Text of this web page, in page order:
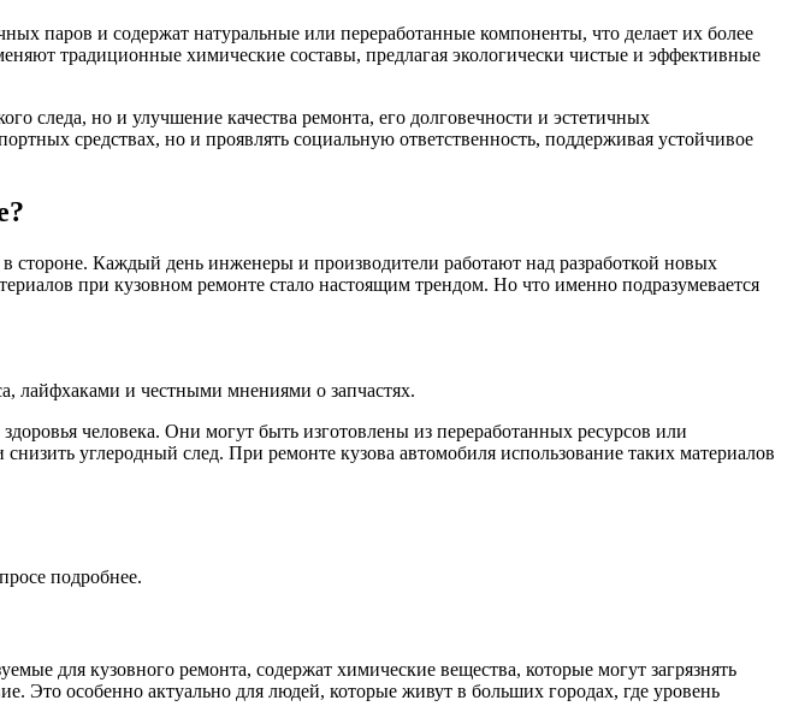
паров и содержат натуральные или переработанные компоненты, что делает их более
традиционные химические составы, предлагая экологически чистые и эффективные
следа, но и улучшение качества ремонта, его долговечности и эстетичных
средствах, но и проявлять социальную ответственность, поддерживая устойчивое
стороне. Каждый день инженеры и производители работают над разработкой новых
при кузовном ремонте стало настоящим трендом. Но что именно подразумевается
лайфхаками и честными мнениями о запчастях.
человека. Они могут быть изготовлены из переработанных ресурсов или
углеродный след. При ремонте кузова автомобиля использование таких материалов
подробнее.
для кузовного ремонта, содержат химические вещества, которые могут загрязнять
Это особенно актуально для людей, которые живут в больших городах, где уровень